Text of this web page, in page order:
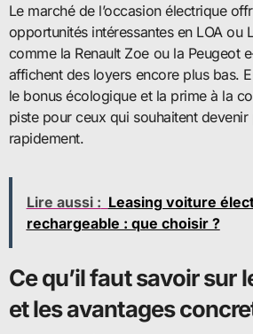
Le marché de l’occasion électrique
opportunités intéressantes en LOA ou
comme la Renault Zoe ou la Peugeot
affichent des loyers encore plus bas.
le bonus écologique et la prime à la
piste pour ceux qui souhaitent
rapidement.
Lire aussi : Leasing voiture
rechargeable : que choisir ?
Ce qu’il faut savoir sur
et les avantages